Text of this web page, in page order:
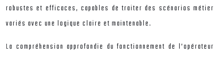
robustes et efficaces, capables de traiter des scénarios métier
variés avec une logique claire et maintenable.
La compréhension approfondie du fonctionnement de l’opérateur